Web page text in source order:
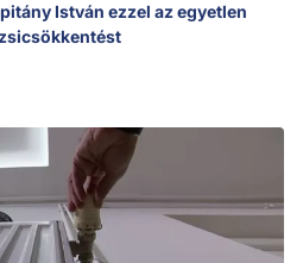
István ezzel az egyetlen